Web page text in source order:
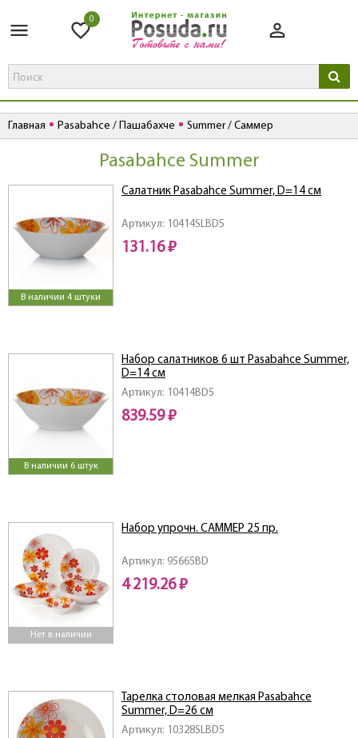
0
Главная Pasabahce / Пашабахче Summer / Саммер
Pasabahce Summer
В наличии 4 штуки
Артикул: 10414SLBD5
Салатник Pasabahce Summer, D=14 см
131.16 ₽
В наличии 6 штук
Артикул: 10414BD5
Набор салатников 6 шт Pasabahce Summer,
D=14 см
839.59 ₽
Нет в наличии
Артикул: 95665BD
Набор упрочн. САММЕР 25 пр.
4 219.26 ₽
Артикул: 10328SLBD5
Тарелка столовая мелкая Pasabahce
Summer, D=26 см